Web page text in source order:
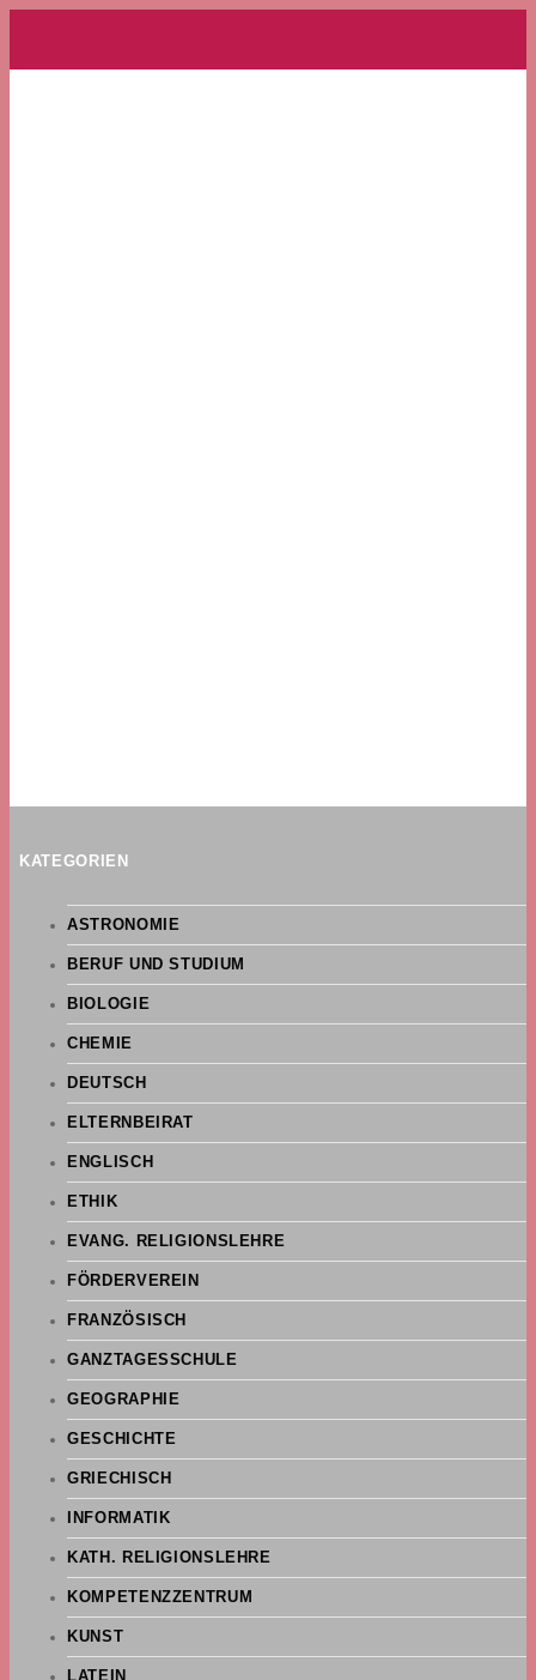
KATEGORIEN
ASTRONOMIE
BERUF UND STUDIUM
BIOLOGIE
CHEMIE
DEUTSCH
ELTERNBEIRAT
ENGLISCH
ETHIK
EVANG. RELIGIONSLEHRE
FÖRDERVEREIN
FRANZÖSISCH
GANZTAGESSCHULE
GEOGRAPHIE
GESCHICHTE
GRIECHISCH
INFORMATIK
KATH. RELIGIONSLEHRE
KOMPETENZZENTRUM
KUNST